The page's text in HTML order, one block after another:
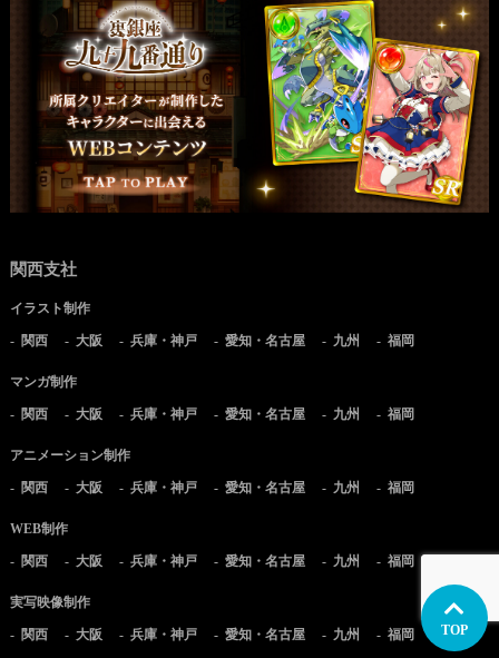
TOP
関西支社
イラスト制作
関西 大阪 兵庫・神戸 愛知・名古屋 九州 福岡
マンガ制作
関西 大阪 兵庫・神戸 愛知・名古屋 九州 福岡
アニメーション制作
関西 大阪 兵庫・神戸 愛知・名古屋 九州 福岡
WEB制作
関西 大阪 兵庫・神戸 愛知・名古屋 九州 福岡
実写映像制作
関西 大阪 兵庫・神戸 愛知・名古屋 九州 福岡